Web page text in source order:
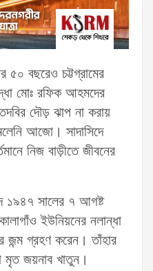
৫০ বছরেও চট্টগ্রামের
মোঃ রফিক আহমদের
দৌড় ঝাপ না করায়
আজো। সাদাসিদে
নিজ বাড়ীতে জীবনের
১৯৪৭ সালের ৭ আগষ্ট
ইউনিয়নের নলান্ধা
জন্ম গ্রহণ করেন। তাঁহার
মৃত জয়নাব খাতুন।